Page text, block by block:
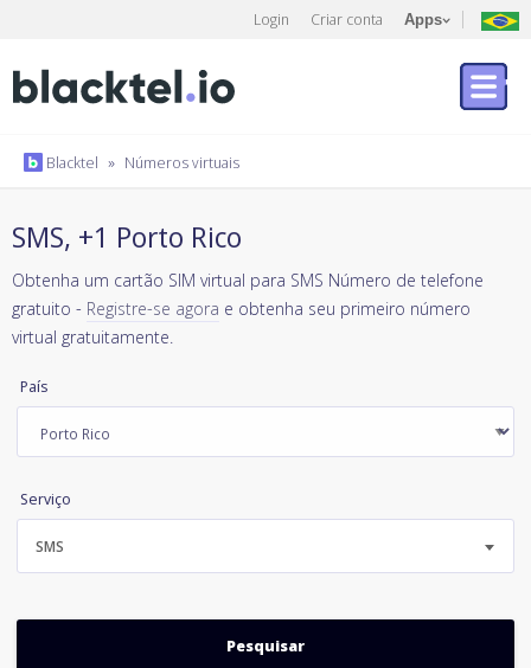
Login Criar conta Apps
Blacktel » Números virtuais
SMS, +1 Porto Rico
Obtenha um cartão SIM virtual para SMS Número de telefone
gratuito - Registre-se agora e obtenha seu primeiro número
virtual gratuitamente.
País
Serviço
SMS